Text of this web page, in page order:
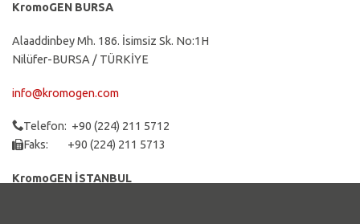
KromoGEN BURSA
Alaaddinbey Mh. 186. İsimsiz Sk. No:1H
Nilüfer-BURSA / TÜRKİYE
info@kromogen.com
Telefon: +90 (224) 211 5712
Faks: +90 (224) 211 5713
KromoGEN İSTANBUL